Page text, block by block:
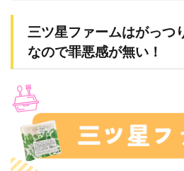
三ツ星ファームはがっつ
なので罪悪感が無い！